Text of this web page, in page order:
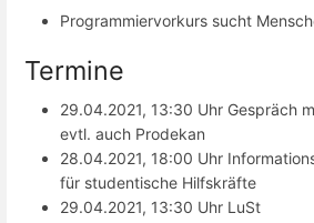
Programmiervorkurs sucht
Termine
29.04.2021, 13:30 Uhr Gespräch
evtl. auch Prodekan
28.04.2021, 18:00 Uhr
für studentische Hilfskräfte
29.04.2021, 13:30 Uhr LuSt